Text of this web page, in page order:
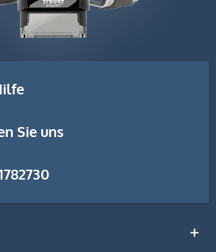
Sie uns